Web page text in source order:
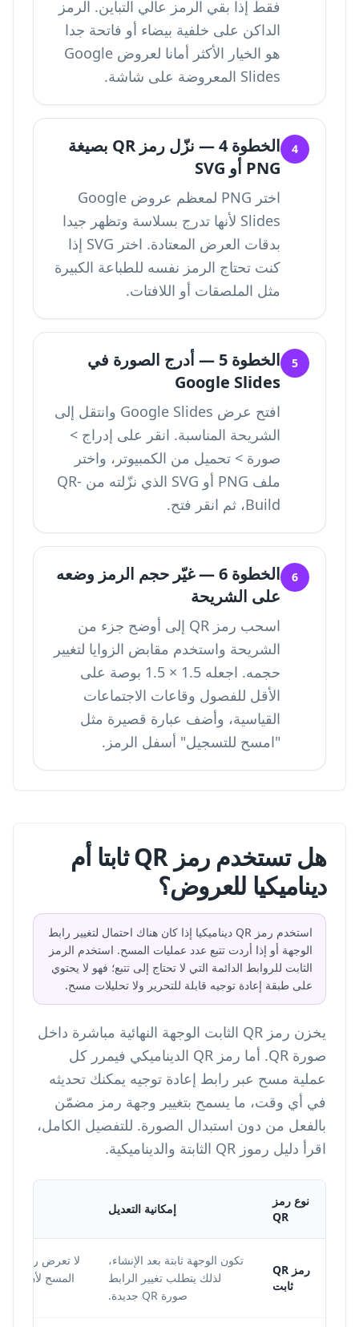
فقط إذا بقي الرمز عالي التباين. الرمز
الداكن على خلفية بيضاء أو فاتحة جدا
هو الخيار الأكثر أمانا لعروض Google
Slides المعروضة على شاشة.
4
الخطوة 4 — نزّل رمز QR بصيغة
PNG أو SVG
اختر PNG لمعظم عروض Google
Slides لأنها تدرج بسلاسة وتظهر جيدا
بدقات العرض المعتادة. اختر SVG إذا
كنت تحتاج الرمز نفسه للطباعة الكبيرة
مثل الملصقات أو اللافتات.
5
الخطوة 5 — أدرج الصورة في
Google Slides
افتح عرض Google Slides وانتقل إلى
الشريحة المناسبة. انقر على إدراج >
صورة > تحميل من الكمبيوتر، واختر
ملف PNG أو SVG الذي نزّلته من QR-
Build، ثم انقر فتح.
6
الخطوة 6 — غيّر حجم الرمز وضعه
على الشريحة
اسحب رمز QR إلى أوضح جزء من
الشريحة واستخدم مقابض الزوايا لتغيير
حجمه. اجعله 1.5 × 1.5 بوصة على
الأقل للفصول وقاعات الاجتماعات
القياسية، وأضف عبارة قصيرة مثل
"امسح للتسجيل" أسفل الرمز.
هل تستخدم رمز QR ثابتا أم
ديناميكيا للعروض؟
استخدم رمز QR ديناميكيا إذا كان هناك احتمال لتغيير رابط
الوجهة أو إذا أردت تتبع عدد عمليات المسح. استخدم الرمز
الثابت للروابط الدائمة التي لا تحتاج إلى تتبع؛ فهو لا يحتوي
على طبقة إعادة توجيه قابلة للتحرير ولا تحليلات مسح.
يخزن رمز QR الثابت الوجهة النهائية مباشرة داخل
صورة QR. أما رمز QR الديناميكي فيمرر كل
عملية مسح عبر رابط إعادة توجيه يمكنك تحديثه
في أي وقت، ما يسمح بتغيير وجهة رمز مضمّن
بالفعل من دون استبدال الصورة. للتفصيل الكامل،
اقرأ دليل رموز QR الثابتة والديناميكية .
نوع رمز
QR
إمكانية التعديل
رمز QR
ثابت
تكون الوجهة ثابتة بعد الإنشاء،
لذلك يتطلب تغيير الرابط
صورة QR جديدة.
المسح لأن